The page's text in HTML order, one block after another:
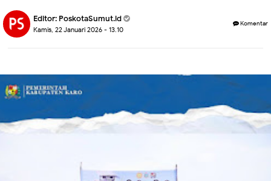
Editor: PoskotaSumut.id
Kamis, 22 Januari 2026 - 13.10
Komentar